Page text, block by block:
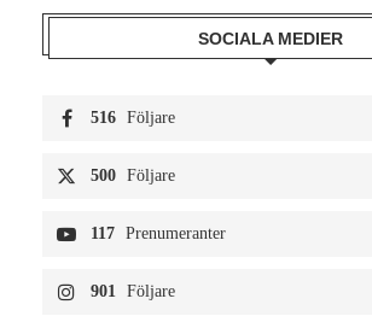
SOCIALA MEDIER
516 Följare
500 Följare
117 Prenumeranter
901 Följare